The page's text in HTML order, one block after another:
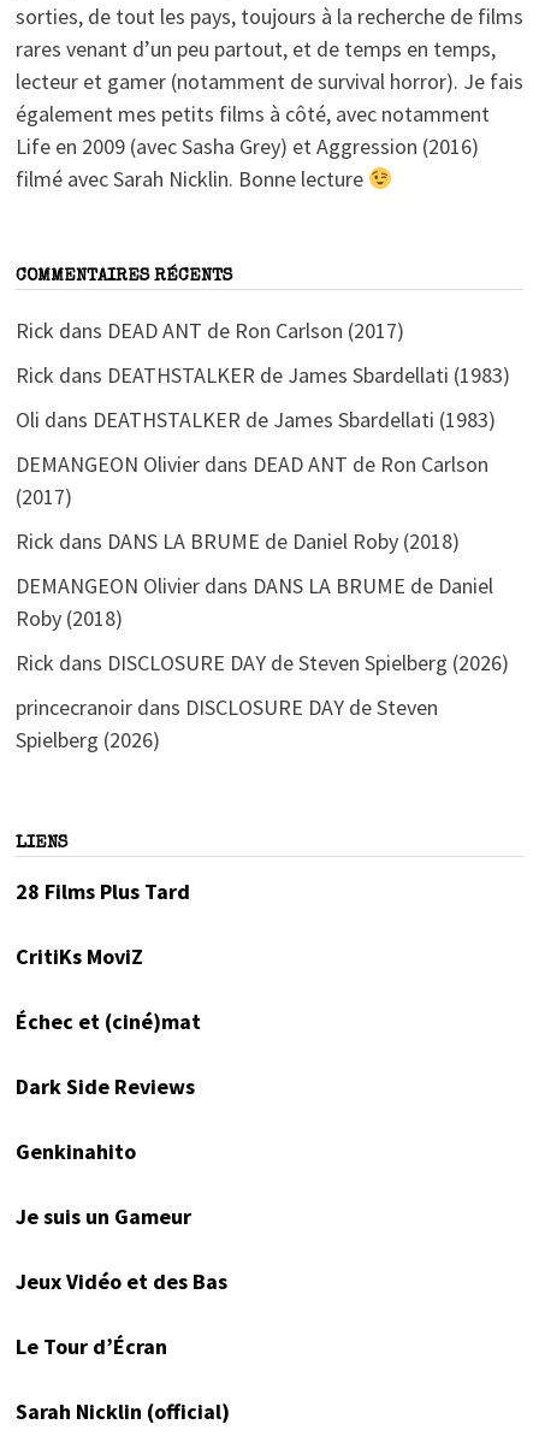
sorties, de tout les pays, toujours à la recherche de films
rares venant d’un peu partout, et de temps en temps,
lecteur et gamer (notamment de survival horror). Je fais
également mes petits films à côté, avec notamment
Life en 2009 (avec Sasha Grey) et Aggression (2016)
filmé avec Sarah Nicklin. Bonne lecture
COMMENTAIRES RÉCENTS
Rick dans DEAD ANT de Ron Carlson (2017)
Rick dans DEATHSTALKER de James Sbardellati (1983)
Oli dans DEATHSTALKER de James Sbardellati (1983)
DEMANGEON Olivierdans DEAD ANT de Ron Carlson
(2017)
Rick dans DANS LA BRUME de Daniel Roby (2018)
DEMANGEON Olivierdans DANS LA BRUME de Daniel
Roby (2018)
Rick dans DISCLOSURE DAY de Steven Spielberg (2026)
princecranoirdans DISCLOSURE DAY de Steven
Spielberg (2026)
LIENS
28 Films Plus Tard
CritiKs MoviZ
Échec et (ciné)mat
Dark Side Reviews
Genkinahito
Je suis un Gameur
Jeux Vidéo et des Bas
Le Tour d’Écran
Sarah Nicklin (official)